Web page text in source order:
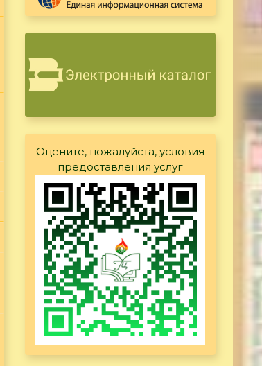
Оцените, пожалуйста, условия
предоставления услуг